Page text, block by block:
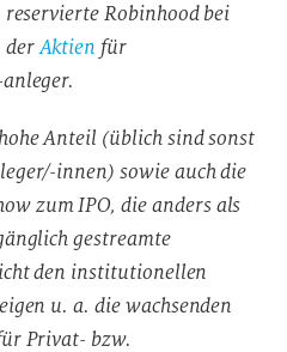
Robinhood bei
derAktien für
Anteil (üblich sind sonst
innen) sowie auch die
zum IPO, die anders als
gestreamte
den institutionellen
u. a. die wachsenden
Privat- bzw.